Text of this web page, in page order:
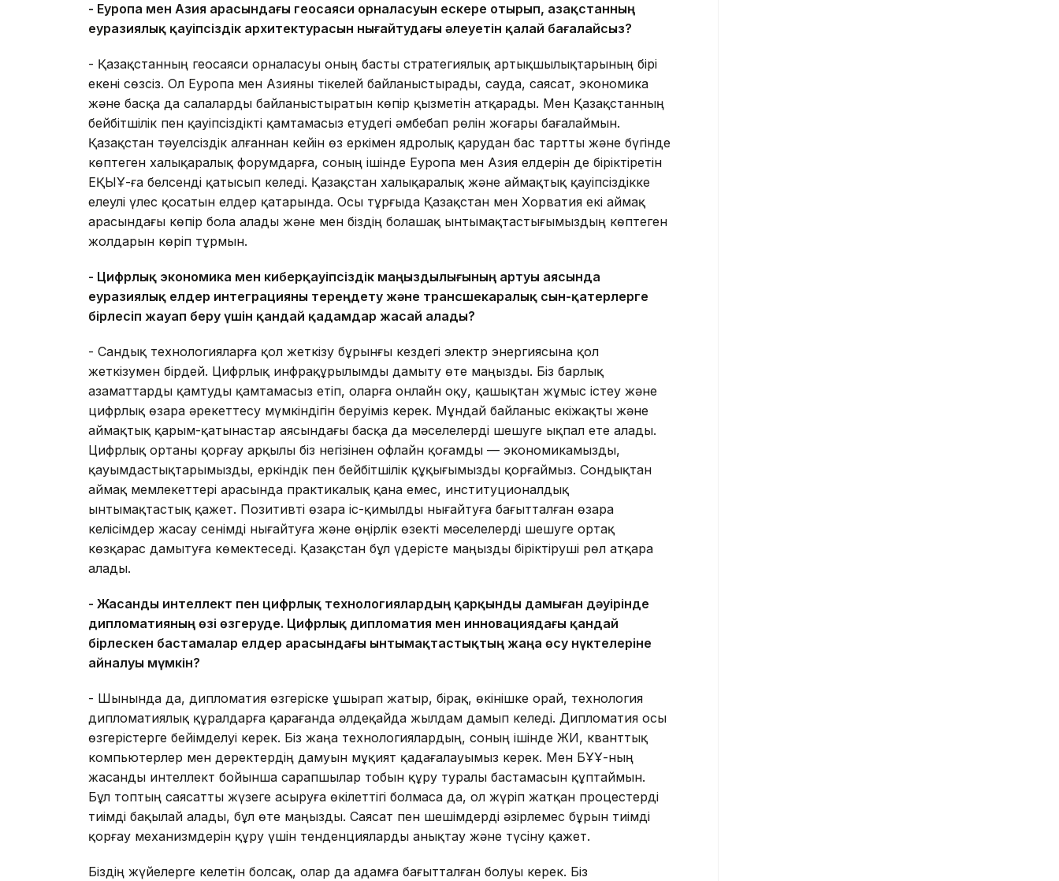
- Еуропа мен Азия арасындағы геосаяси орналасуын ескере отырып, Қазақстанның
еуразиялық қауіпсіздік архитектурасын нығайтудағы әлеуетін қалай бағалайсыз?
- Қазақстанның геосаяси орналасуы оның басты стратегиялық артықшылықтарының бірі
екені сөзсіз. Ол Еуропа мен Азияны тікелей байланыстырады, сауда, саясат, экономика
және басқа да салаларды байланыстыратын көпір қызметін атқарады. Мен Қазақстанның
бейбітшілік пен қауіпсіздікті қамтамасыз етудегі әмбебап рөлін жоғары бағалаймын.
Қазақстан тәуелсіздік алғаннан кейін өз еркімен ядролық қарудан бас тартты және бүгінде
көптеген халықаралық форумдарға, соның ішінде Еуропа мен Азия елдерін де біріктіретін
ЕҚЫҰ-ға белсенді қатысып келеді. Қазақстан халықаралық және аймақтық қауіпсіздікке
елеулі үлес қосатын елдер қатарында. Осы тұрғыда Қазақстан мен Хорватия екі аймақ
арасындағы көпір бола алады және мен біздің болашақ ынтымақтастығымыздың көптеген
жолдарын көріп тұрмын.
- Цифрлық экономика мен киберқауіпсіздік маңыздылығының артуы аясында
еуразиялық елдер интеграцияны тереңдету және трансшекаралық сын-қатерлерге
бірлесіп жауап беру үшін қандай қадамдар жасай алады?
- Сандық технологияларға қол жеткізу бұрынғы кездегі электр энергиясына қол
жеткізумен бірдей. Цифрлық инфрақұрылымды дамыту өте маңызды. Біз барлық
азаматтарды қамтуды қамтамасыз етіп, оларға онлайн оқу, қашықтан жұмыс істеу және
цифрлық өзара әрекеттесу мүмкіндігін беруіміз керек. Мұндай байланыс екіжақты және
аймақтық қарым-қатынастар аясындағы басқа да мәселелерді шешуге ықпал ете алады.
Цифрлық ортаны қорғау арқылы біз негізінен офлайн қоғамды — экономикамызды,
қауымдастықтарымызды, еркіндік пен бейбітшілік құқығымызды қорғаймыз. Сондықтан
аймақ мемлекеттері арасында практикалық қана емес, институционалдық
ынтымақтастық қажет. Позитивті өзара іс-қимылды нығайтуға бағытталған өзара
келісімдер жасау сенімді нығайтуға және өңірлік өзекті мәселелерді шешуге ортақ
көзқарас дамытуға көмектеседі. Қазақстан бұл үдерісте маңызды біріктіруші рөл атқара
алады.
- Жасанды интеллект пен цифрлық технологиялардың қарқынды дамыған дәуірінде
дипломатияның өзі өзгеруде. Цифрлық дипломатия мен инновациядағы қандай
бірлескен бастамалар елдер арасындағы ынтымақтастықтың жаңа өсу нүктелеріне
айналуы мүмкін?
- Шынында да, дипломатия өзгеріске ұшырап жатыр, бірақ, өкінішке орай, технология
дипломатиялық құралдарға қарағанда әлдеқайда жылдам дамып келеді. Дипломатия осы
өзгерістерге бейімделуі керек. Біз жаңа технологиялардың, соның ішінде ЖИ, кванттық
компьютерлер мен деректердің дамуын мұқият қадағалауымыз керек. Мен БҰҰ-ның
жасанды интеллект бойынша сарапшылар тобын құру туралы бастамасын құптаймын.
Бұл топтың саясатты жүзеге асыруға өкілеттігі болмаса да, ол жүріп жатқан процестерді
тиімді бақылай алады, бұл өте маңызды. Саясат пен шешімдерді әзірлемес бұрын тиімді
қорғау механизмдерін құру үшін тенденцияларды анықтау және түсіну қажет.
Біздің жүйелерге келетін болсақ, олар да адамға бағытталған болуы керек. Біз